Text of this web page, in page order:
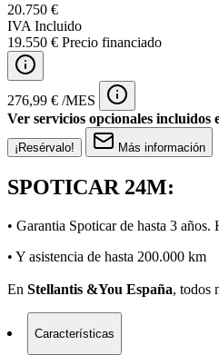
20.750 €
IVA Incluido
19.550 € Precio financiado
276,99 € /MES
Ver servicios opcionales incluidos
¡Resérvalo! Más información
SPOTICAR 24M:
• Garantia Spoticar de hasta 3 años.
• Y asistencia de hasta 200.000 km
En Stellantis &You España, todos
Características